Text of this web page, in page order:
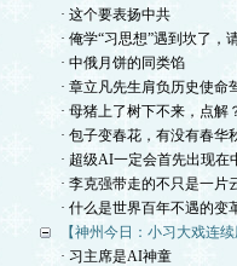
· 这个要表扬中共
· 俺学“习思想”遇到坎了，
· 中俄月饼的同类馅
· 章立凡先生肩负历史使命
· 母猪上了树下不来，点解
· 包子变春花，有没有春华
· 超级AI一定会首先出现在
· 李克强带走的不只是一片
· 什么是世界百年不遇的变
【神州今日：小习大戏连续
· 习主席是AI神童